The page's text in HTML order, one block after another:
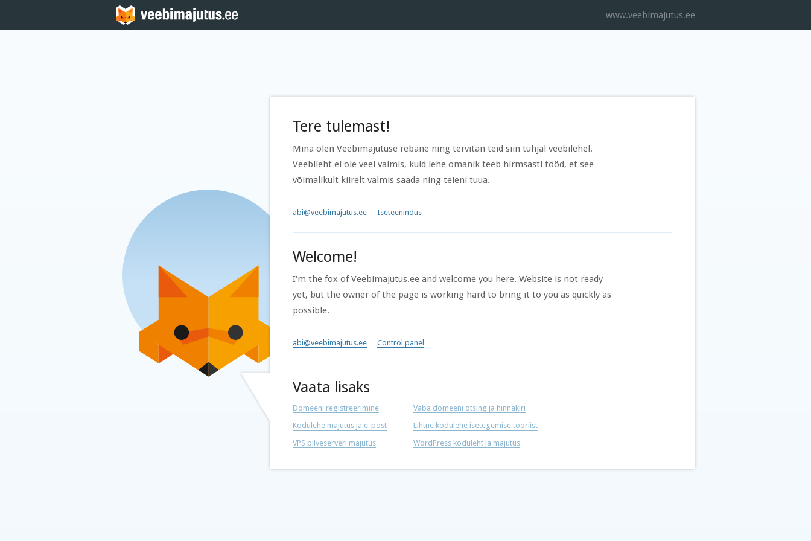
www.veebimajutus.ee
Tere tulemast!
Mina olen Veebimajutuse rebane ning tervitan teid siin tühjal veebilehel.
Veebileht ei ole veel valmis, kuid lehe omanik teeb hirmsasti tööd, et see
võimalikult kiirelt valmis saada ning teieni tuua.
abi@veebimajutus.ee Iseteenindus
Welcome!
I'm the fox of Veebimajutus.ee and welcome you here. Website is not ready
yet, but the owner of the page is working hard to bring it to you as quickly as
possible.
abi@veebimajutus.ee Control panel
Vaata lisaks
Domeeni registreerimine
Kodulehe majutus ja e-post
VPS pilveserveri majutus
Vaba domeeni otsing ja hinnakiri
Lihtne kodulehe isetegemise tööriist
WordPress koduleht ja majutus